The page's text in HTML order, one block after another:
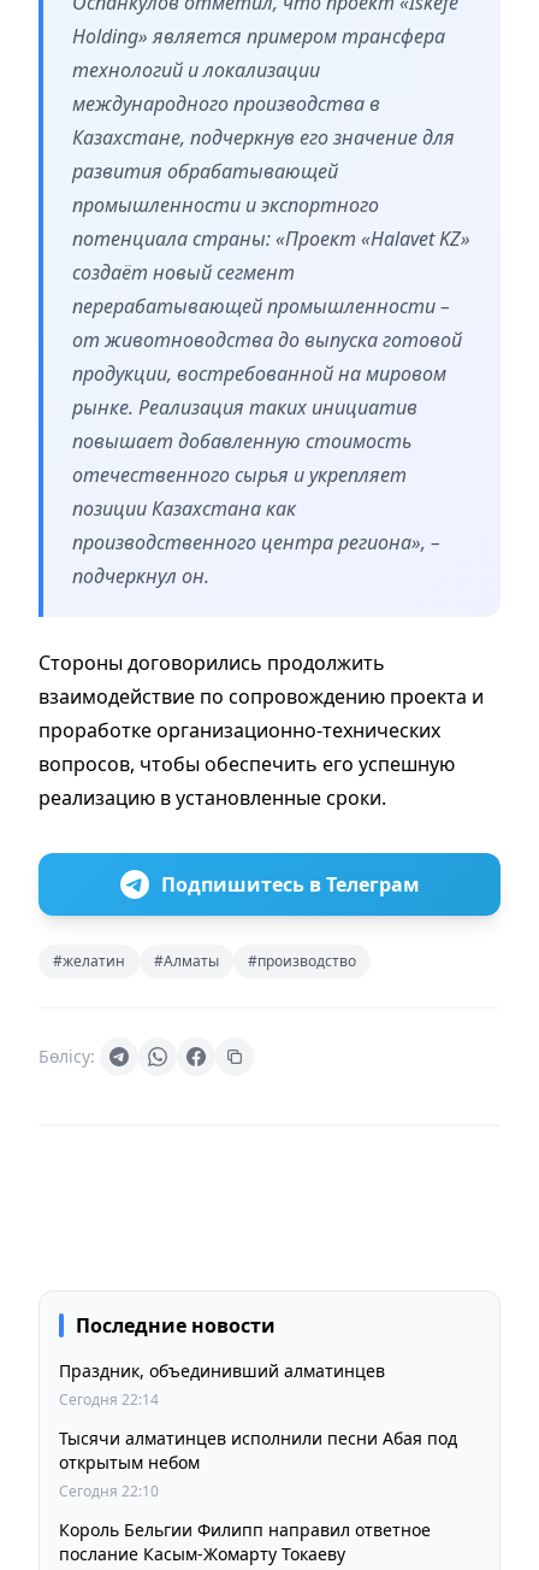
Holding» является примером трансфера
технологий и локализации
международного производства в
Казахстане, подчеркнув его значение для
развития обрабатывающей
промышленности и экспортного
потенциала страны: «Проект «Halavet KZ»
создаёт новый сегмент
перерабатывающей промышленности –
от животноводства до выпуска готовой
продукции, востребованной на мировом
рынке. Реализация таких инициатив
повышает добавленную стоимость
отечественного сырья и укрепляет
позиции Казахстана как
производственного центра региона», –
подчеркнул он.
Стороны договорились продолжить
взаимодействие по сопровождению проекта и
проработке организационно-технических
вопросов, чтобы обеспечить его успешную
реализацию в установленные сроки.
Подпишитесь в Телеграм
#желатин #Алматы #производство
Бөлісу:
Последние новости
Праздник, объединивший алматинцев
Сегодня 22:14
Тысячи алматинцев исполнили песни Абая под
открытым небом
Сегодня 22:10
Король Бельгии Филипп направил ответное
послание Касым-Жомарту Токаеву